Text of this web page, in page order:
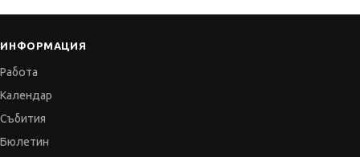
ИНФОРМАЦИЯ
Работа
Календар
Събития
Бюлетин